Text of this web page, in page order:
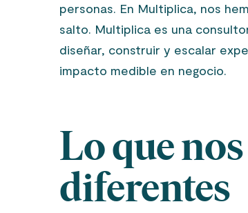
personas. En Multiplica, nos
salto. Multiplica es una
diseñar, construir y escalar
impacto medible en negocio.
Lo que
diferentes